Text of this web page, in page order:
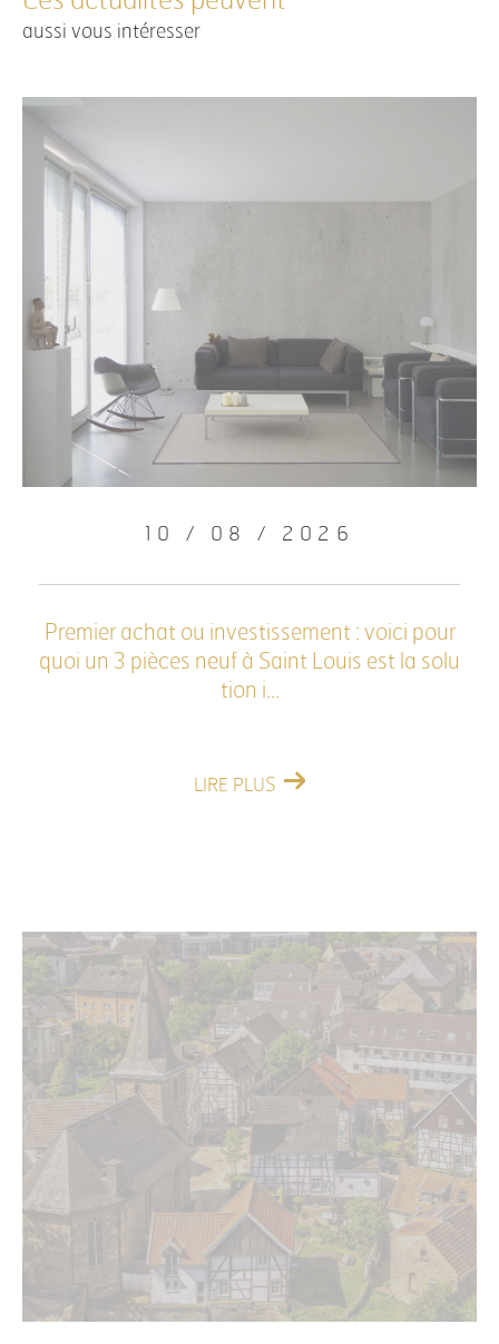
aussi vous intéresser
10 / 08 / 2026
Premier achat ou investissement : voici pour
quoi un 3 pièces neuf à Saint Louis est la solu
tion i...
LIRE PLUS